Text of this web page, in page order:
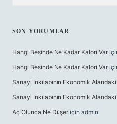
SON YORUMLAR
Hangi Besinde Ne Kadar Kalori Var
Hangi Besinde Ne Kadar Kalori Var
Sanayi Inkılabının Ekonomik
Sanayi Inkılabının Ekonomik
Aç Olunca Ne Düşer için admin